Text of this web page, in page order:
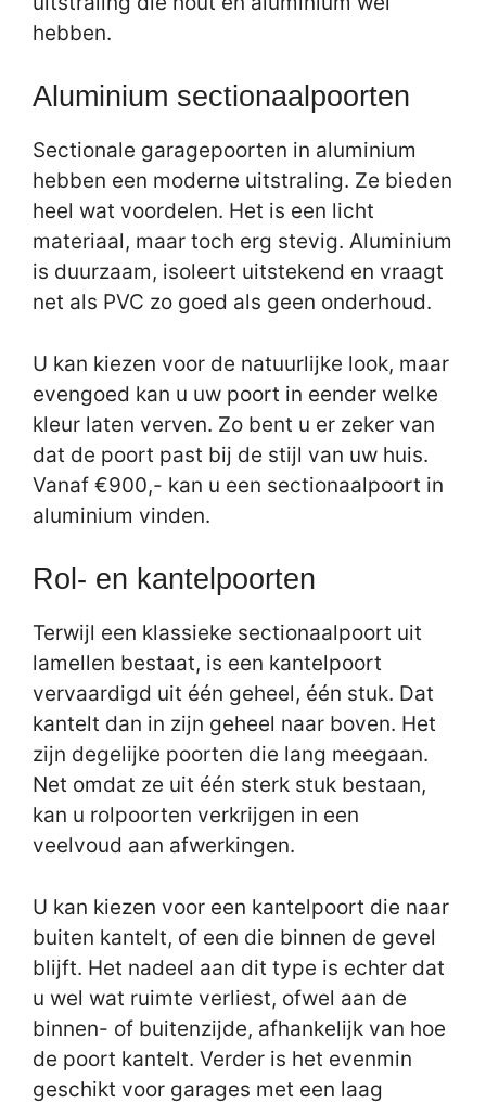
hebben.
Aluminium sectionaalpoorten
Sectionale garagepoorten in aluminium
hebben een moderne uitstraling. Ze bieden
heel wat voordelen. Het is een licht
materiaal, maar toch erg stevig. Aluminium
is duurzaam, isoleert uitstekend en vraagt
net als PVC zo goed als geen onderhoud.
U kan kiezen voor de natuurlijke look, maar
evengoed kan u uw poort in eender welke
kleur laten verven. Zo bent u er zeker van
dat de poort past bij de stijl van uw huis.
Vanaf €900,- kan u een sectionaalpoort in
aluminium vinden.
Rol- en kantelpoorten
Terwijl een klassieke sectionaalpoort uit
lamellen bestaat, is een kantelpoort
vervaardigd uit één geheel, één stuk. Dat
kantelt dan in zijn geheel naar boven. Het
zijn degelijke poorten die lang meegaan.
Net omdat ze uit één sterk stuk bestaan,
kan u rolpoorten verkrijgen in een
veelvoud aan afwerkingen.
U kan kiezen voor een kantelpoort die naar
buiten kantelt, of een die binnen de gevel
blijft. Het nadeel aan dit type is echter dat
u wel wat ruimte verliest, ofwel aan de
binnen- of buitenzijde, afhankelijk van hoe
de poort kantelt. Verder is het evenmin
geschikt voor garages met een laag